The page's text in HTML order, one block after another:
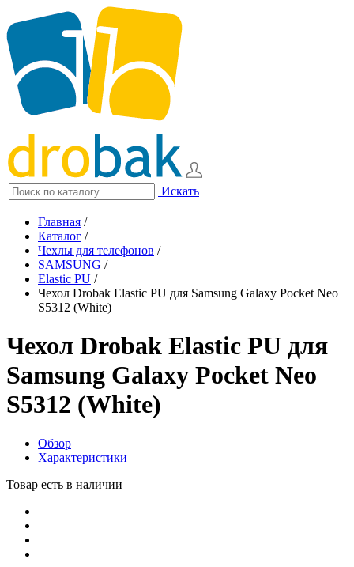
Искать
Главная /
Каталог /
Чехлы для телефонов /
SAMSUNG /
Elastic PU /
Чехол Drobak Elastic PU для Samsung Galaxy Pocket Neo
S5312 (White)
Чехол Drobak Elastic PU для
Samsung Galaxy Pocket Neo
S5312 (White)
Обзор
Характеристики
Товар есть в наличии